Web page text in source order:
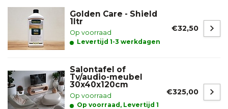
Golden Care - Shield
1ltr
Op voorraad
Levertijd 1-3 werkdagen
€32,50
Salontafel of
Tv/audio-meubel
30x40x120cm
Op voorraad
Op voorraad, Levertijd 1
€325,00